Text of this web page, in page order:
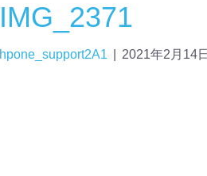
IMG_2371
hpone_support2A1 2021年2月14日